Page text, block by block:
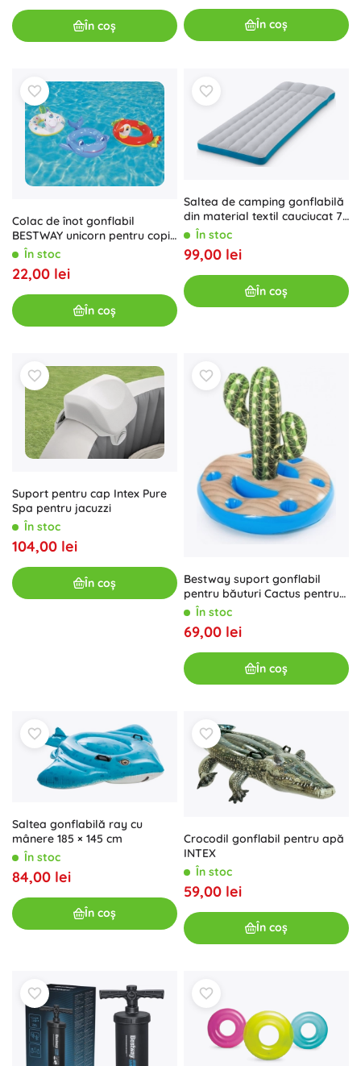
În coș În coș
Colac de înot gonflabil
BESTWAY unicorn pentru copii
3–6 ani – Balena
În stoc
22,00 lei
În coș
Saltea de camping gonflabilă
din material textil cauciucat 72
× 189 × 20 cm
În stoc
99,00 lei
În coș
Suport pentru cap Intex Pure
Spa pentru jacuzzi
În stoc
104,00 lei
În coș
Bestway suport gonflabil
pentru băuturi Cactus pentru
piscină
În stoc
69,00 lei
În coș
Saltea gonflabilă ray cu
mânere 185 × 145 cm
În stoc
84,00 lei
În coș
Crocodil gonflabil pentru apă
INTEX
În stoc
59,00 lei
În coș